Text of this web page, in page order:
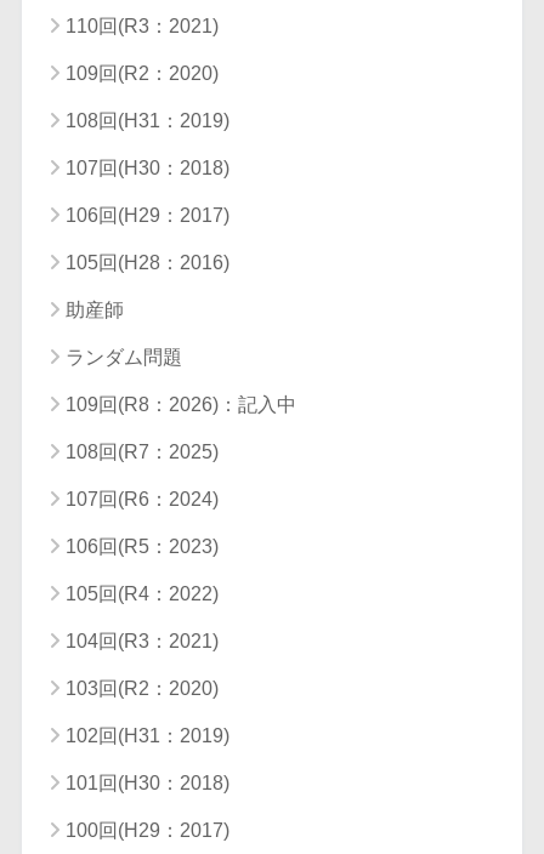
110回(R3：2021)
109回(R2：2020)
108回(H31：2019)
107回(H30：2018)
106回(H29：2017)
105回(H28：2016)
助産師
ランダム問題
109回(R8：2026)：記入中
108回(R7：2025)
107回(R6：2024)
106回(R5：2023)
105回(R4：2022)
104回(R3：2021)
103回(R2：2020)
102回(H31：2019)
101回(H30：2018)
100回(H29：2017)